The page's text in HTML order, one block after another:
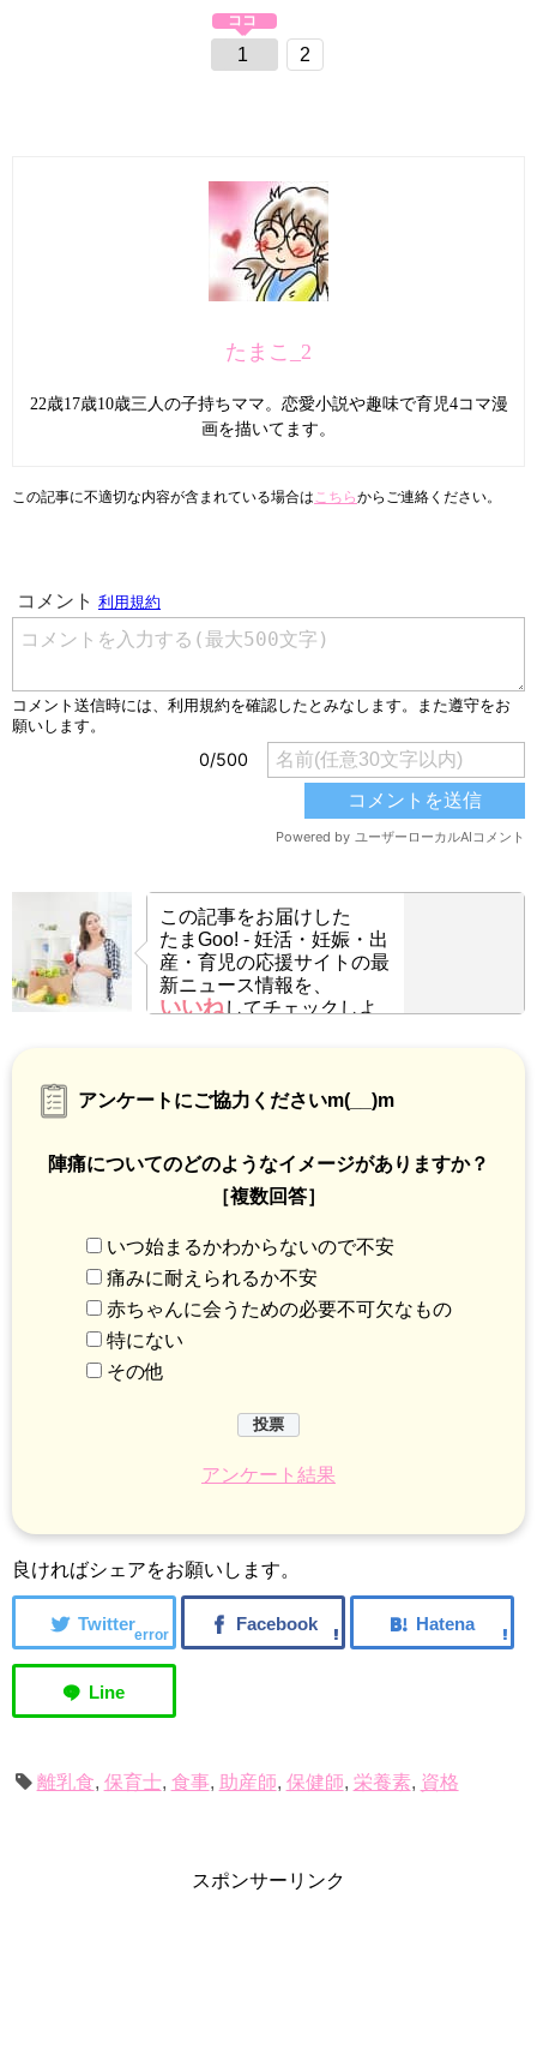
1 2
たまこ_2
22歳17歳10歳三人の子持ちママ。恋愛小説や趣味で育児4コマ漫
画を描いてます。
この記事に不適切な内容が含まれている場合はこちらからご連絡ください。
この記事をお届けした
たまGoo! - 妊活・妊娠・出
産・育児の応援サイトの最
新ニュース情報を、
いいねしてチェックしよ
アンケートにご協力くださいm(__)m
陣痛についてのどのようなイメージがありますか？
［複数回答］
いつ始まるかわからないので不安
痛みに耐えられるか不安
赤ちゃんに会うための必要不可欠なもの
特にない
その他
アンケート結果
良ければシェアをお願いします。
error
離乳食, 保育士, 食事, 助産師, 保健師, 栄養素, 資格
スポンサーリンク